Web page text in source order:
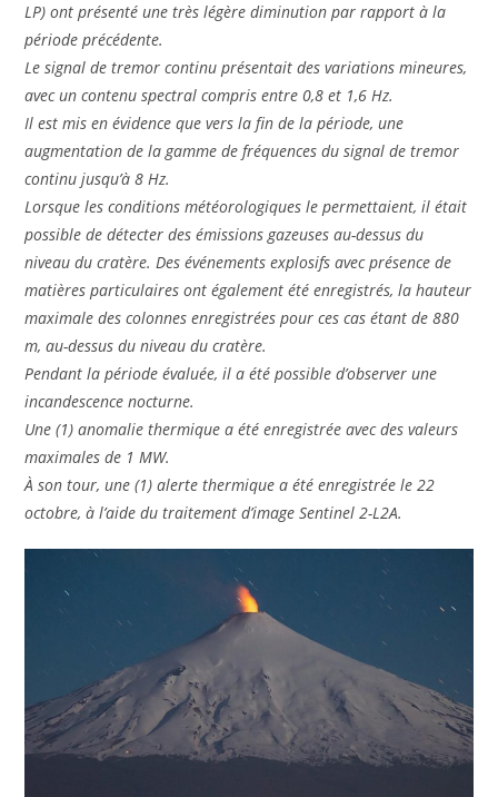
LP) ont présenté une très légère diminution par rapport à la
période précédente.
Le signal de tremor continu présentait des variations mineures,
avec un contenu spectral compris entre 0,8 et 1,6 Hz.
Il est mis en évidence que vers la fin de la période, une
augmentation de la gamme de fréquences du signal de tremor
continu jusqu’à 8 Hz.
Lorsque les conditions météorologiques le permettaient, il était
possible de détecter des émissions gazeuses au-dessus du
niveau du cratère. Des événements explosifs avec présence de
matières particulaires ont également été enregistrés, la hauteur
maximale des colonnes enregistrées pour ces cas étant de 880
m, au-dessus du niveau du cratère.
Pendant la période évaluée, il a été possible d’observer une
incandescence nocturne.
Une (1) anomalie thermique a été enregistrée avec des valeurs
maximales de 1 MW.
À son tour, une (1) alerte thermique a été enregistrée le 22
octobre, à l’aide du traitement d’image Sentinel 2-L2A.